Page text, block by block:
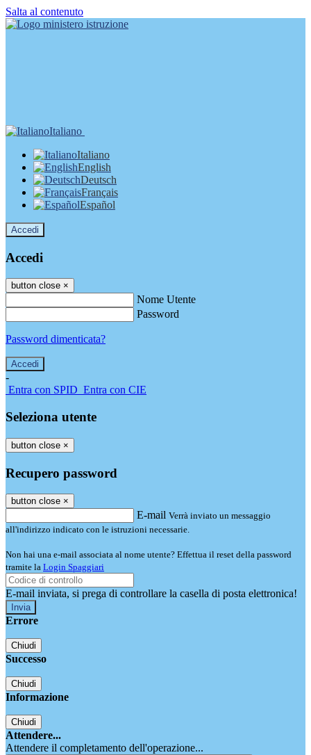
Salta al contenuto
Italiano
Italiano
English
Deutsch
Français
Español
Accedi
Accedi
button close ×
Nome Utente
Password
Password dimenticata?
-
Entra con SPID Entra con CIE
Seleziona utente
button close ×
Recupero password
button close ×
E-mail Verrà inviato un messaggio
all'indirizzo indicato con le istruzioni necessarie.
Non hai una e-mail associata al nome utente? Effettua il reset della password
tramite la Login Spaggiari
E-mail inviata, si prega di controllare la casella di posta elettronica!
Errore
Chiudi
Successo
Chiudi
Informazione
Chiudi
Attendere...
Attendere il completamento dell'operazione...